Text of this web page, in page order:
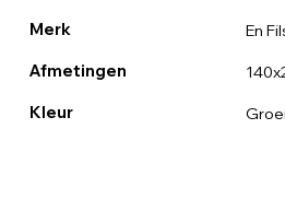
Merk En
Afmetingen
Kleur